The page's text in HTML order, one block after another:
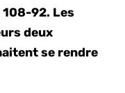
92. Les
deux
se rendre